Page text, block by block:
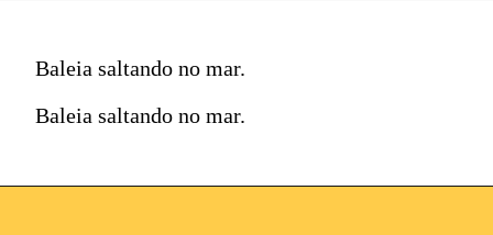
Baleia saltando no mar.
Baleia saltando no mar.